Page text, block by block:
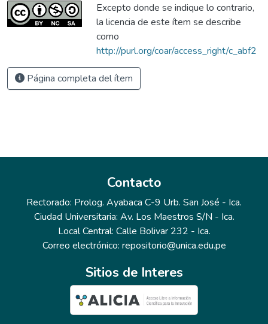
Excepto donde se indique lo contrario,
la licencia de este ítem se describe
como
http://purl.org/coar/access_right/c_abf2
Página completa del ítem
Contacto
Rectorado: Prolog. Ayabaca C-9 Urb. San José - Ica.
Ciudad Universitaria: Av. Los Maestros S/N - Ica.
Local Central: Calle Bolivar 232 - Ica.
Correo electrónico: repositorio@unica.edu.pe
Sitios de Interes